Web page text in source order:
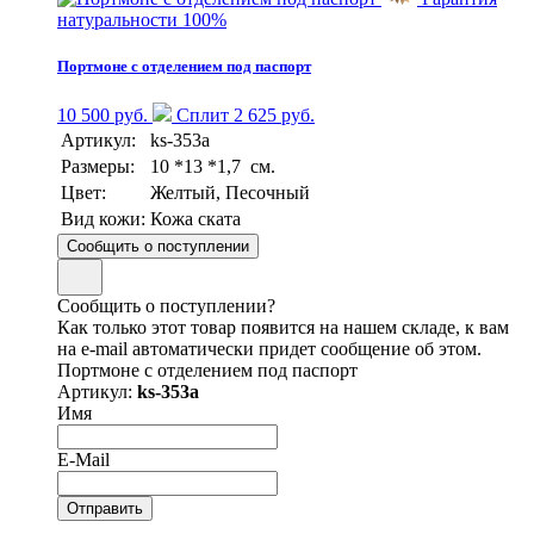
натуральности 100%
Портмоне с отделением под паспорт
10 500 руб.
Сплит 2 625 руб.
Артикул:
ks-353a
Размеры:
10 *13 *1,7 см.
Цвет:
Желтый, Песочный
Вид кожи: Кожа ската
Сообщить о поступлении
Сообщить о поступлении?
Как только этот товар появится на нашем складе, к вам
на e-mail автоматически придет сообщение об этом.
Портмоне с отделением под паспорт
Артикул: ks-353a
Имя
E-Mail